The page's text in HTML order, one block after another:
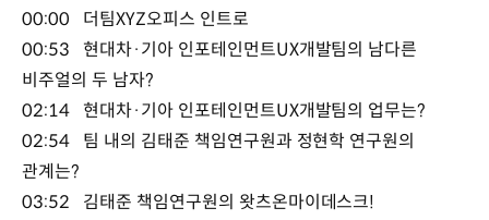
00:00 더팀XYZ오피스 인트로
00:53 현대차·기아 인포테인먼트UX개발팀의 남다른
비주얼의 두 남자?
02:14 현대차·기아 인포테인먼트UX개발팀의 업무는?
02:54 팀 내의 김태준 책임연구원과 정현학 연구원의
관계는?
03:52 김태준 책임연구원의 왓츠온마이데스크!